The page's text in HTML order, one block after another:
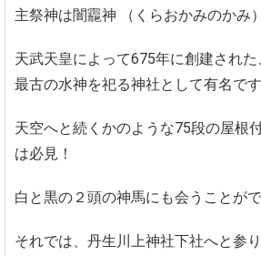
主祭神は闇龗神 （くらおかみのかみ）
天武天皇によって675年に創建され
最古の水神を祀る神社として有名です
天空へと続くかのような75段の屋根
は必見！
白と黒の２頭の神馬にも会うことがで
それでは、丹生川上神社下社へと参り